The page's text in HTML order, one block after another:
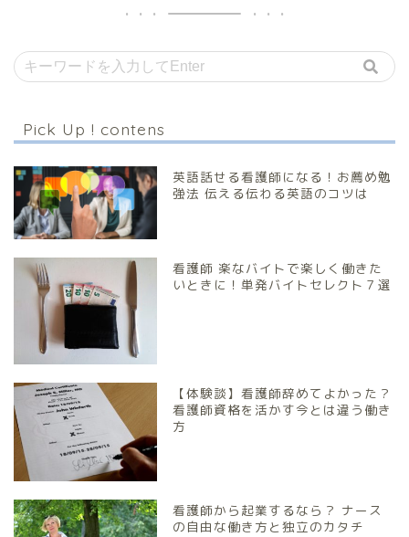
Pick Up ! contens
英語話せる看護師になる！お薦め勉
強法 伝える伝わる英語のコツは
看護師 楽なバイトで楽しく働きた
いときに！単発バイトセレクト７選
【体験談】看護師辞めてよかった？
看護師資格を活かす今とは違う働き
方
看護師から起業するなら？ ナース
の自由な働き方と独立のカタチ